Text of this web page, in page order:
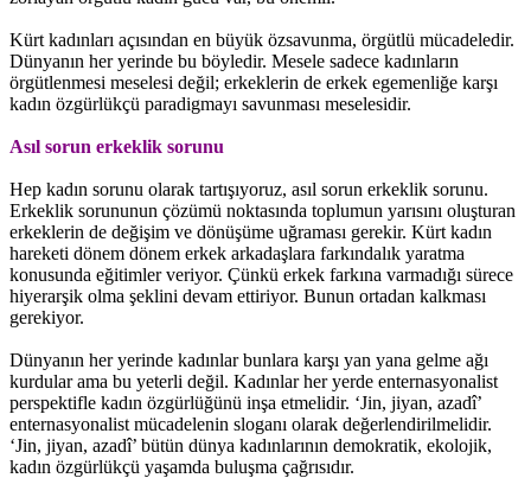
Kürt kadınları açısından en büyük özsavunma, örgütlü mücadeledir.
Dünyanın her yerinde bu böyledir. Mesele sadece kadınların
örgütlenmesi meselesi değil; erkeklerin de erkek egemenliğe karşı
kadın özgürlükçü paradigmayı savunması meselesidir.
Asıl sorun erkeklik sorunu
Hep kadın sorunu olarak tartışıyoruz, asıl sorun erkeklik sorunu.
Erkeklik sorununun çözümü noktasında toplumun yarısını oluşturan
erkeklerin de değişim ve dönüşüme uğraması gerekir. Kürt kadın
hareketi dönem dönem erkek arkadaşlara farkındalık yaratma
konusunda eğitimler veriyor. Çünkü erkek farkına varmadığı sürece
hiyerarşik olma şeklini devam ettiriyor. Bunun ortadan kalkması
gerekiyor.
Dünyanın her yerinde kadınlar bunlara karşı yan yana gelme ağı
kurdular ama bu yeterli değil. Kadınlar her yerde enternasyonalist
perspektifle kadın özgürlüğünü inşa etmelidir. ‘Jin, jiyan, azadî’
enternasyonalist mücadelenin sloganı olarak değerlendirilmelidir.
‘Jin, jiyan, azadî’ bütün dünya kadınlarının demokratik, ekolojik,
kadın özgürlükçü yaşamda buluşma çağrısıdır.